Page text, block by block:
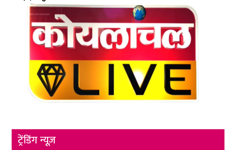
ट्रेंडिंग न्यूज़